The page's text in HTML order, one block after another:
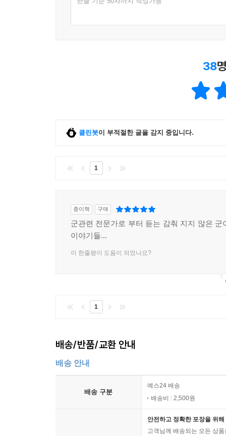
38
클린봇이 부적절한 글을 감지 중입니다.
1
종이책 구매
군관련 전문가로 부터 듣는 감춰 지지 않은 군
이야기들...
이 한줄평이 도움이 되었나요?
1
배송/반품/교환 안내
배송 안내
배송 구분
예스24 배송
배송비 : 2,500원
안전하고 정확한 포장을 위
고객님께 배송되는 모든 상